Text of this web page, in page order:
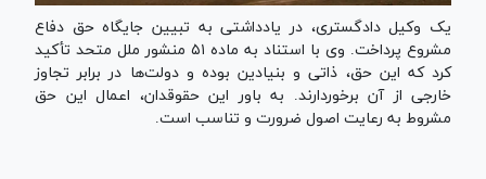
یک وکیل دادگستری، در یادداشتی به تبیین جایگاه حق دفاع
مشروع پرداخت. وی با استناد به ماده ۵۱ منشور ملل متحد تأکید
کرد که این حق، ذاتی و بنیادین بوده و دولت‌ها در برابر تجاوز
خارجی از آن برخوردارند. به باور این حقوقدان، اعمال این حق
مشروط به رعایت اصول ضرورت و تناسب است.